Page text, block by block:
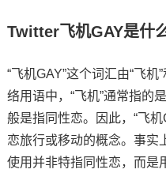
Twitter飞机GAY是什
“飞机GAY”这个词汇由“飞机
络用语中，“飞机”通常指的
般是指同性恋。因此，“飞
恋旅行或移动的概念。事实
使用并非特指同性恋，而是